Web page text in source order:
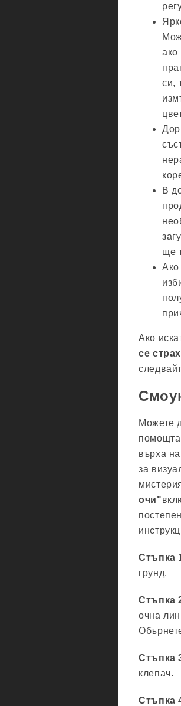
ако
си,
В
ще
Ако
Ако
се
Можете
помощта
върха
за
очи"
Стъпка
грунд.
Стъпка
очна
Стъпка
клепач.
Стъпка